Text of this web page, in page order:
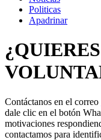
Politicas
Apadrinar
Contáctanos en el correo
dale clic en el botón
motivaciones
contactamos para